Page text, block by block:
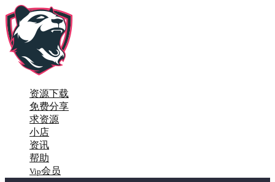
资源下载
免费分享
求资源
小店
资讯
帮助
Vip会员